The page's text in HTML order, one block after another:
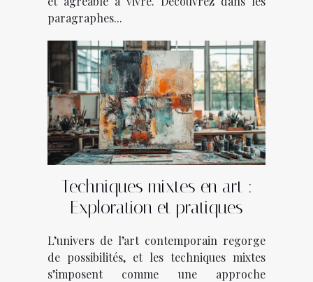
paragraphes...
Techniques mixtes en art :
Exploration et pratiques
L’univers de l’art contemporain regorge
de possibilités, et les techniques mixtes
s’imposent comme une approche